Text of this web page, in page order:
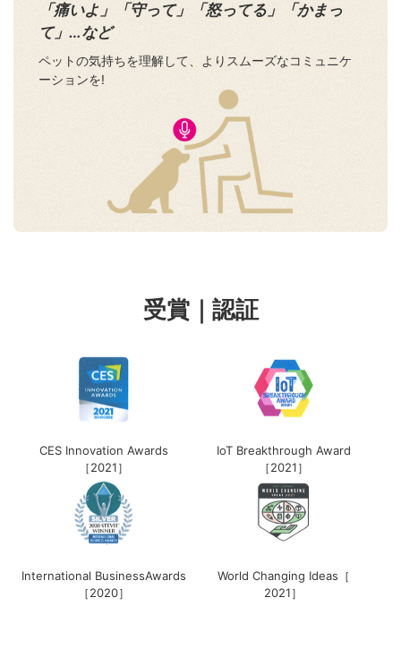
「痛いよ」「守って」「怒ってる」「かまっ
て」…など
ペットの気持ちを理解して、よりスムーズなコミュニケ
ーションを!
受賞｜認証
CES Innovation Awards
［2021］
IoT Breakthrough Award
［2021］
International BusinessAwards
［2020］
World Changing Ideas［
2021］